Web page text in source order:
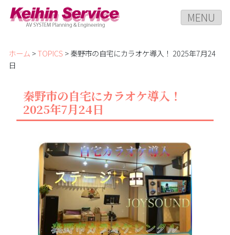
MENU
ホーム >TOPICS > 秦野市の自宅にカラオケ導入！ 2025年7月24
日
秦野市の自宅にカラオケ導入！
2025年7月24日